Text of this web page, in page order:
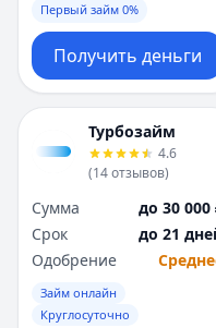
Первый займ 0%
Получить деньги
Турбозайм
4.6
(14отзывов)
Сумма
до 30 000
Срок
до 21
Одобрение
Займ онлайн
Круглосуточно